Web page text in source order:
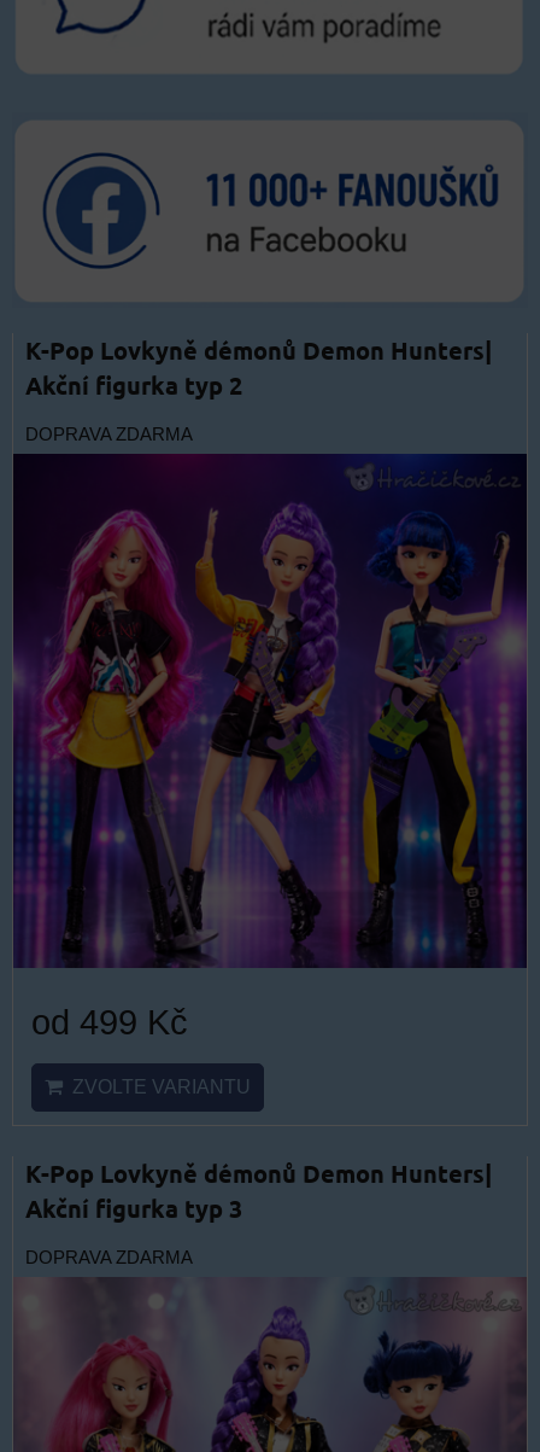
K-Pop Lovkyně démonů Demon Hunters|
Akční figurka typ 2
DOPRAVA ZDARMA
od 499 Kč
ZVOLTE VARIANTU
K-Pop Lovkyně démonů Demon Hunters|
Akční figurka typ 3
DOPRAVA ZDARMA